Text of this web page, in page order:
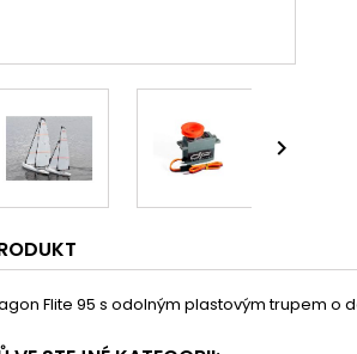

Flite 95 s odolným plastovým trupem o